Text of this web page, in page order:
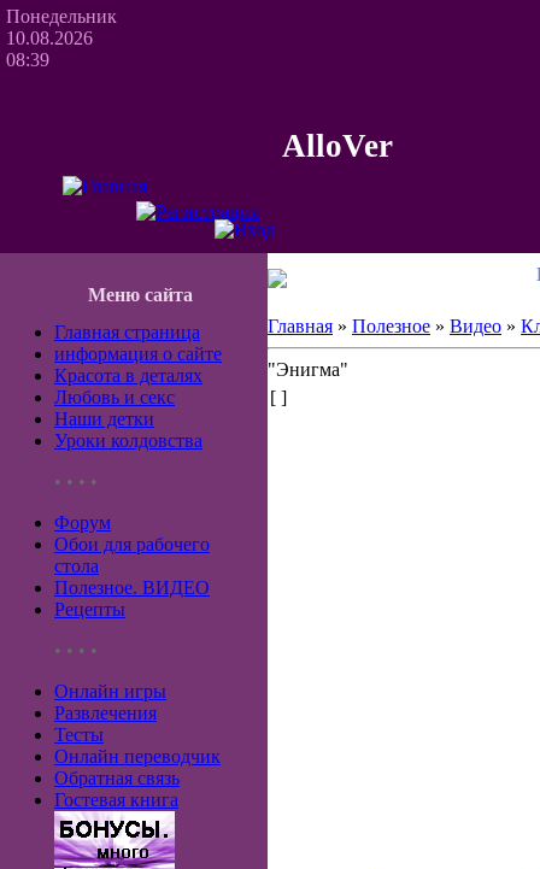
Понедельник
10.08.2026
08:39
AlloVer
Меню сайта
Главная страница
информация о сайте
Красота в деталях
Любовь и секс
Наши детки
Уроки колдовства
• • • •
Форум
Обои для рабочего
стола
Полезное. ВИДЕО
Рецепты
• • • •
Онлайн игры
Развлечения
Тесты
Онлайн переводчик
Обратная связь
Гостевая книга
Главная » Полезное » Видео »
"Энигма"
[ ]